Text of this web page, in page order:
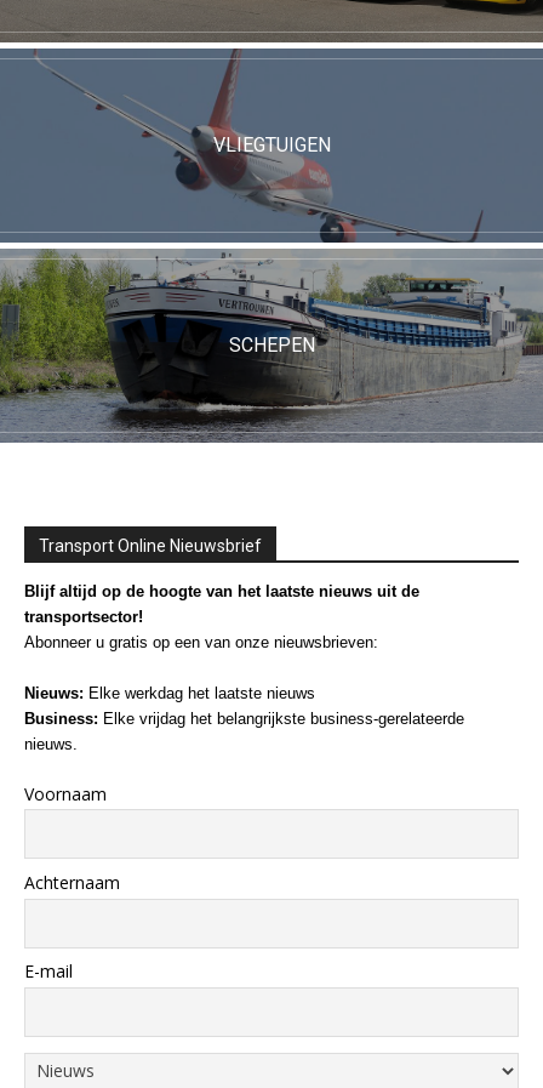
VLIEGTUIGEN
SCHEPEN
Transport Online Nieuwsbrief
Blijf altijd op de hoogte van het laatste nieuws uit de
transportsector!
Abonneer u gratis op een van onze nieuwsbrieven:
Nieuws: Elke werkdag het laatste nieuws
Business: Elke vrijdag het belangrijkste business-gerelateerde
nieuws.
Voornaam
Achternaam
E-mail